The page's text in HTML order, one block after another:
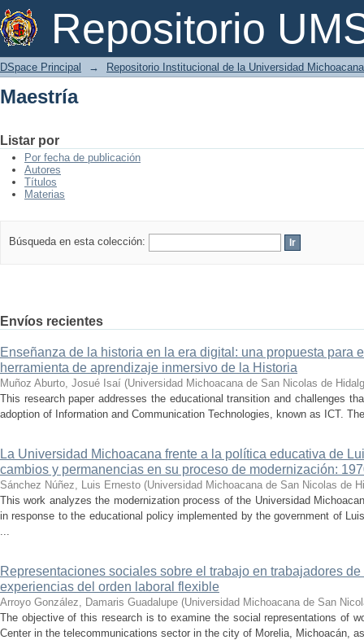
Repositorio
Maestría
DSpace Principal → Repositorio Institucional de la Universidad
Maestría
Listar por
Por fecha de publicación
Autores
Títulos
Materias
Búsqueda en esta colección:
Envíos recientes
Enseñanza de la historia en la era digital: una propuesta para
herramienta de aprendizaje inmersivo de la Historia
Muñoz Aburto, Josué Isaí (Universidad Michoacana de San Nicolas de
This research paper addresses the educational transition and challenges
adoption of Information and Communication Technologies, known as ICT.
La Universidad Michoacana frente a la política educativa de
cambios y permanencias en su proceso de modernización:
Sánchez Núñez, Luis Ernesto (Universidad Michoacana de San Nicolas de
This work analyzes the modernization process of the Universidad
in response to the educational policy implemented by the government of
...
Representaciones sociales sobre el trabajo en trabajadores
experiencias del orden laboral flexible
Arroyo González, Damaris Guadalupe (Universidad Michoacana de San
The objective of this research is to examine the social representations of
Center in the telecommunications sector in the city of Morelia, Michoacán,